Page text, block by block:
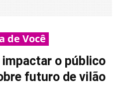
de Você
o público
futuro de vilão